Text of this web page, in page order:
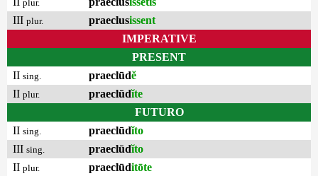
plur.
III plur. praeclusissent
IMPERATIVE
PRESENT
II sing. praeclūdĕ
II plur. praeclūdĭte
FUTURO
II sing. praeclūdĭto
III sing. praeclūdĭto
II plur. praeclūditōte